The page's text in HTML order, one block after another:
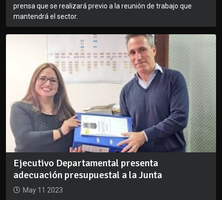
prensa que se realizará previo a la reunión de trabajo que
mantendrá el sector.
Ejecutivo Departamental presenta
adecuación presupuestal a la Junta
May 11 2023